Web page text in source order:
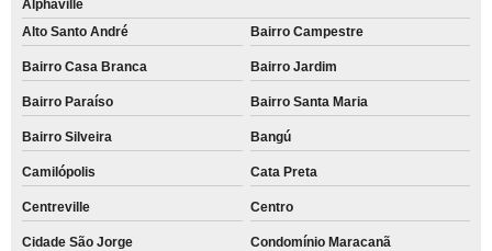
Alphaville
Alto Santo André
Bairro Campestre
Bairro Casa Branca Bairro Jardim
Bairro Paraíso Bairro Santa Maria
Bairro Silveira Bangú
Camilópolis Cata Preta
Centreville Centro
Cidade São Jorge Condomínio Maracanã